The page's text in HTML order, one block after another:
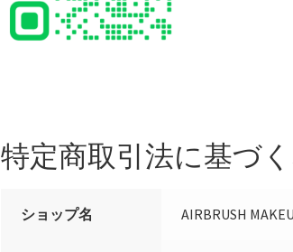
特定商取引法に基づ
ショップ名 AIRBRUSH